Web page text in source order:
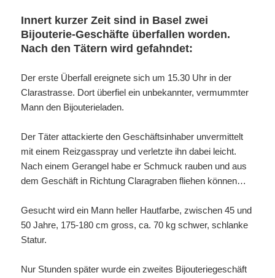
Innert kurzer Zeit sind in Basel zwei
Bijouterie-Geschäfte überfallen worden.
Nach den Tätern wird gefahndet:
Der erste Überfall ereignete sich um 15.30 Uhr in der
Clarastrasse. Dort überfiel ein unbekannter, vermummter
Mann den Bijouterieladen.
Der Täter attackierte den Geschäftsinhaber unvermittelt
mit einem Reizgasspray und verletzte ihn dabei leicht.
Nach einem Gerangel habe er Schmuck rauben und aus
dem Geschäft in Richtung Claragraben fliehen können…
Gesucht wird ein Mann heller Hautfarbe, zwischen 45 und
50 Jahre, 175-180 cm gross, ca. 70 kg schwer, schlanke
Statur.
Nur Stunden später wurde ein zweites Bijouteriegeschäft